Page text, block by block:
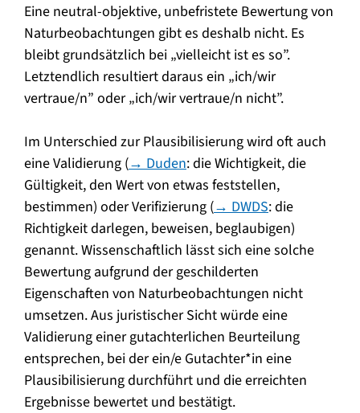
Eine neutral-objektive, unbefristete Bewertung von
Naturbeobachtungen gibt es deshalb nicht. Es
bleibt grundsätzlich bei „vielleicht ist es so”.
Letztendlich resultiert daraus ein „ich/wir
vertraue/n” oder „ich/wir vertraue/n nicht”.
Im Unterschied zur Plausibilisierung wird oft auch
eine Validierung (→ Duden: die Wichtigkeit, die
Gültigkeit, den Wert von etwas feststellen,
bestimmen) oder Verifizierung (→ DWDS: die
Richtigkeit darlegen, beweisen, beglaubigen)
genannt. Wissenschaftlich lässt sich eine solche
Bewertung aufgrund der geschilderten
Eigenschaften von Naturbeobachtungen nicht
umsetzen. Aus juristischer Sicht würde eine
Validierung einer gutachterlichen Beurteilung
entsprechen, bei der ein/e Gutachter*in eine
Plausibilisierung durchführt und die erreichten
Ergebnisse bewertet und bestätigt.